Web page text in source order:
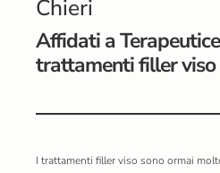
Chieri
Affidati a
trattamenti filler viso
I trattamenti filler viso sono ormai